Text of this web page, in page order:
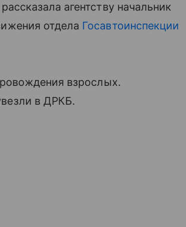
агентству начальник
отдела Госавтоинспекции
взрослых.
в ДРКБ.